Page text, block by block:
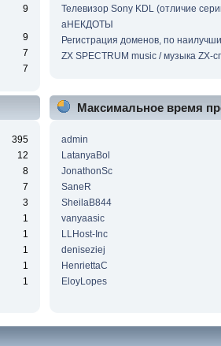
9
9
7
7
Телевизор Sony KDL (отличие
аНЕКДОТЫ
Регистрация доменов, по
ZX SPECTRUM music / музыка ZX-
395
12
8
7
3
1
1
1
1
1
Максимальное время
admin
LatanyaBol
JonathonSc
SaneR
SheilaB844
vanyaasic
LLHost-Inc
deniseziej
HenriettaC
EloyLopes